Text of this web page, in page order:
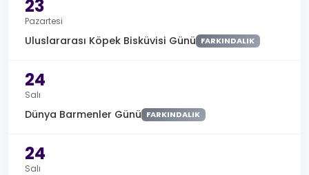
23
Pazartesi
Uluslararası Köpek Bisküvisi Günü FARKINDALIK
24
Salı
Dünya Barmenler Günü FARKINDALIK
24
Salı